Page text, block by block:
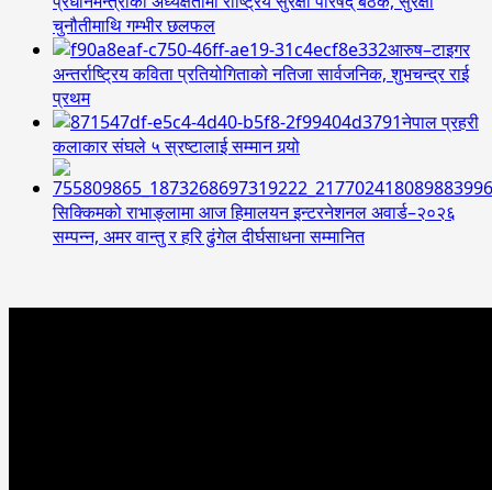
चुनौतीमाथि गम्भीर छलफल
आरुष–टाइगर
अन्तर्राष्ट्रिय कविता प्रतियोगिताको नतिजा सार्वजनिक, शुभचन्द्र राई
प्रथम
नेपाल प्रहरी
कलाकार संघले ५ स्रष्टालाई सम्मान गर्‍यो
सिक्किमको राभाङ्लामा आज हिमालयन इन्टरनेशनल अवार्ड–२०२६
सम्पन्न, अमर वान्तु र हरि ढुंगेल दीर्घसाधना सम्मानित